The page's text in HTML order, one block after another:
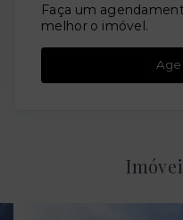
Faça um
melhor o imóvel.